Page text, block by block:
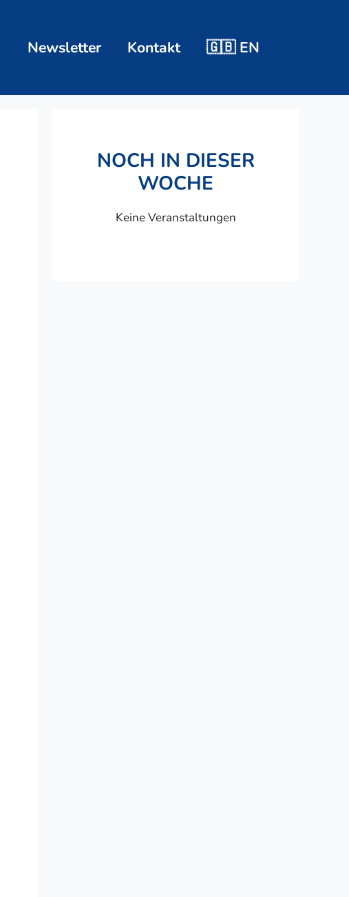
Newsletter Kontakt 🇬🇧 EN
NOCH IN DIESER
WOCHE
Keine Veranstaltungen